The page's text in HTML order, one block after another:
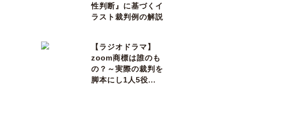
性判断』に基づくイ
ラスト裁判例の解説
【ラジオドラマ】
zoom商標は誰のも
の？～実際の裁判を
脚本にし1人5役...